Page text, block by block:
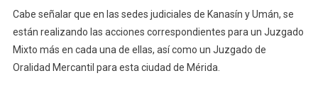
Cabe señalar que en las sedes judiciales de Kanasín y Umán, se
están realizando las acciones correspondientes para un Juzgado
Mixto más en cada una de ellas, así como un Juzgado de
Oralidad Mercantil para esta ciudad de Mérida.